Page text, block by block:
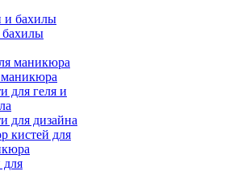
для геля и
для дизайна
кистей для